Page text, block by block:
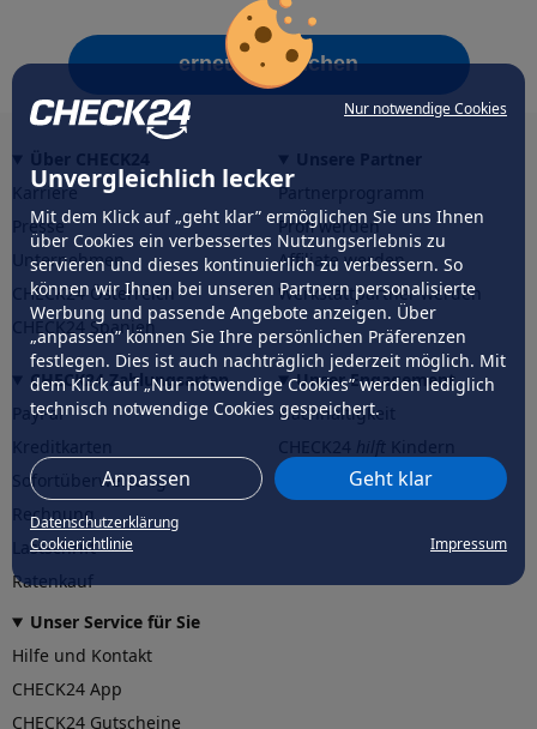
Nur notwendige Cookies
Unvergleichlich lecker
Mit dem Klick auf „geht klar” ermöglichen Sie uns Ihnen
über Cookies ein verbessertes Nutzungserlebnis zu
servieren und dieses kontinuierlich zu verbessern. So
können wir Ihnen bei unseren Partnern personalisierte
Werbung und passende Angebote anzeigen. Über
„anpassen” können Sie Ihre persönlichen Präferenzen
festlegen. Dies ist auch nachträglich jederzeit möglich. Mit
dem Klick auf „Nur notwendige Cookies” werden lediglich
technisch notwendige Cookies gespeichert.
Anpassen Geht klar
Datenschutzerklärung
Cookierichtlinie
Impressum
erneut versuchen
Karriere
Presse
Unternehmen
CHECK24 Österreich
CHECK24 Spanien
Partnerprogramm
Profi werden
Affiliate werden
Werkstattpartner werden
CHECK24 Zahlungsarten
PayPal
Sofortüberweisung
Rechnung
Lastschrift
Ratenkauf
Unser Engagement
Nachhaltigkeit
CHECK24hilftder Natur
Unser Service für Sie
Hilfe und Kontakt
CHECK24 App
CHECK24 Gutscheine